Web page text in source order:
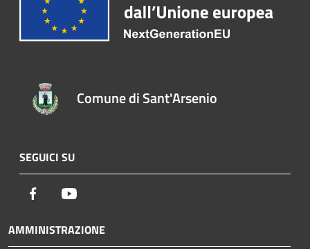
Comune di Sant'Arsenio
SEGUICI SU
Facebook
AMMINISTRAZIONE